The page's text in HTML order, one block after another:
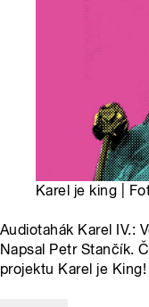
Karel je king |
Audiotahák Karel IV.:
Napsal Petr Stančík.
projektu Karel je King!